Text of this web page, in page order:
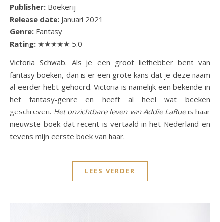
Publisher: Boekerij
Release date: Januari 2021
Genre: Fantasy
Rating: ★★★★★ 5.0
Victoria Schwab. Als je een groot liefhebber bent van
fantasy boeken, dan is er een grote kans dat je deze naam
al eerder hebt gehoord. Victoria is namelijk een bekende in
het fantasy-genre en heeft al heel wat boeken
geschreven. Het onzichtbare leven van Addie LaRueis haar
nieuwste boek dat recent is vertaald in het Nederland en
tevens mijn eerste boek van haar.
LEES VERDER